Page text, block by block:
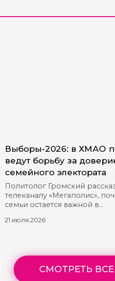
Выборы-2026: в ХМАО
ведут борьбу за
семейного электората
Политолог Громский
телеканалу «Мегаполис»,
семьи остается важной в
21 июля 2026
СМОТРЕТЬ ВСЕ